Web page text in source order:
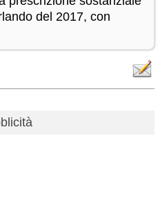
del 2017, con